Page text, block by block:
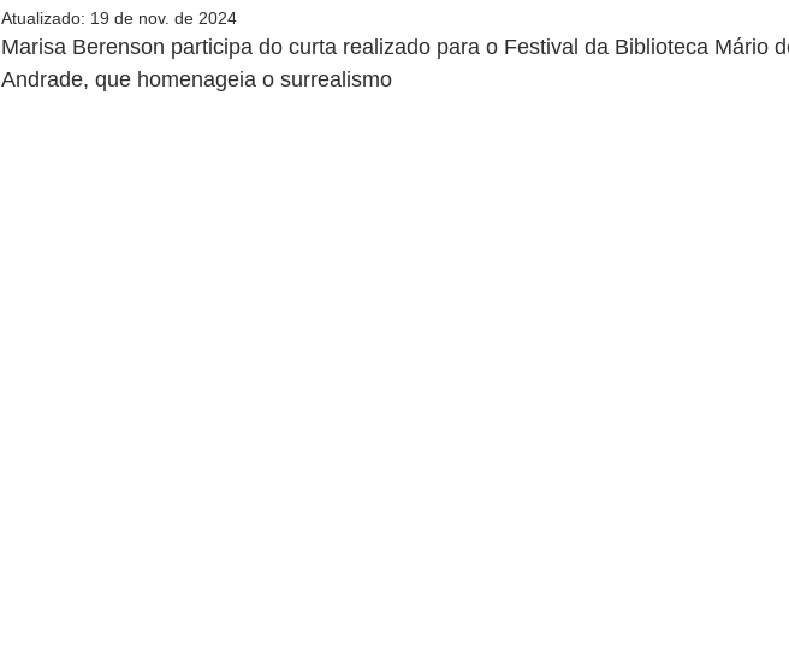
Atualizado: 19 de nov. de 2024
Marisa Berenson participa do curta realizado para o Festival da Biblioteca Mário
Andrade, que homenageia o surrealismo